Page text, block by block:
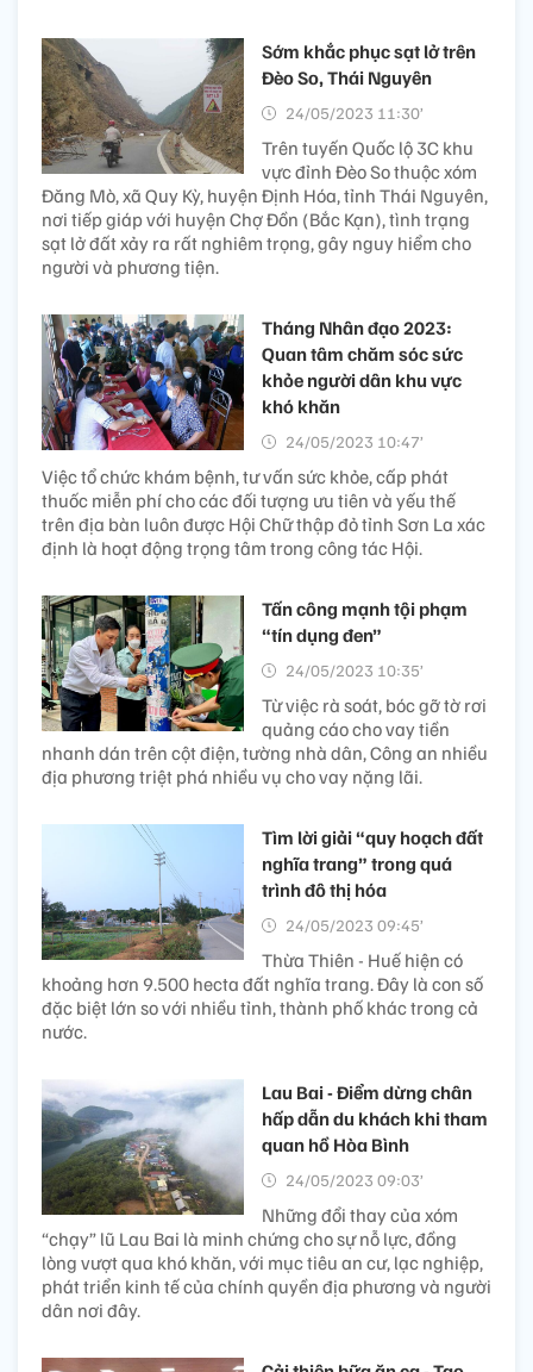
Sớm khắc phục sạt lở trên
Đèo So, Thái Nguyên
24/05/2023 11:30’
Trên tuyến Quốc lộ 3C khu
vực đỉnh Đèo So thuộc xóm
Đăng Mò, xã Quy Kỳ, huyện Định Hóa, tỉnh Thái Nguyên,
nơi tiếp giáp với huyện Chợ Đồn (Bắc Kạn), tình trạng
sạt lở đất xảy ra rất nghiêm trọng, gây nguy hiểm cho
người và phương tiện.
Tháng Nhân đạo 2023:
Quan tâm chăm sóc sức
khỏe người dân khu vực
khó khăn
24/05/2023 10:47’
Việc tổ chức khám bệnh, tư vấn sức khỏe, cấp phát
thuốc miễn phí cho các đối tượng ưu tiên và yếu thế
trên địa bàn luôn được Hội Chữ thập đỏ tỉnh Sơn La xác
định là hoạt động trọng tâm trong công tác Hội.
Tấn công mạnh tội phạm
“tín dụng đen”
24/05/2023 10:35’
Từ việc rà soát, bóc gỡ tờ rơi
quảng cáo cho vay tiền
nhanh dán trên cột điện, tường nhà dân, Công an nhiều
địa phương triệt phá nhiều vụ cho vay nặng lãi.
Tìm lời giải “quy hoạch đất
nghĩa trang” trong quá
trình đô thị hóa
24/05/2023 09:45’
Thừa Thiên - Huế hiện có
khoảng hơn 9.500 hecta đất nghĩa trang. Đây là con số
đặc biệt lớn so với nhiều tỉnh, thành phố khác trong cả
nước.
Lau Bai - Điểm dừng chân
hấp dẫn du khách khi tham
quan hồ Hòa Bình
24/05/2023 09:03’
Những đổi thay của xóm
“chạy” lũ Lau Bai là minh chứng cho sự nỗ lực, đồng
lòng vượt qua khó khăn, với mục tiêu an cư, lạc nghiệp,
phát triển kinh tế của chính quyền địa phương và người
dân nơi đây.